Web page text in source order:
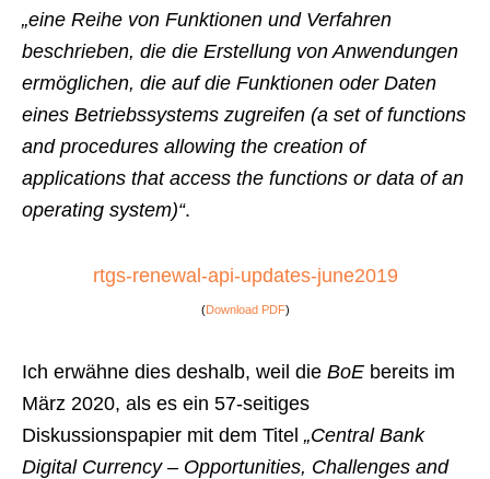
„eine Reihe von Funktionen und Verfahren
beschrieben, die die Erstellung von Anwendungen
ermöglichen, die auf die Funktionen oder Daten
eines Betriebssystems zugreifen (a set of functions
and procedures allowing the creation of
applications that access the functions or data of an
operating system)“.
rtgs-renewal-api-updates-june2019
(Download PDF)
Ich erwähne dies deshalb, weil die BoE bereits im
März 2020, als es ein 57-seitiges
Diskussionspapier mit dem Titel „Central Bank
Digital Currency – Opportunities, Challenges and